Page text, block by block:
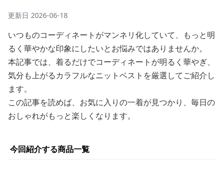
更新日 2026-06-18
いつものコーディネートがマンネリ化していて、もっと明
るく華やかな印象にしたいとお悩みではありませんか。
本記事では、着るだけでコーディネートが明るく華やぎ、
気分も上がるカラフルなニットベストを厳選してご紹介し
ます。
この記事を読めば、お気に入りの一着が見つかり、毎日の
おしゃれがもっと楽しくなります。
今回紹介する商品一覧